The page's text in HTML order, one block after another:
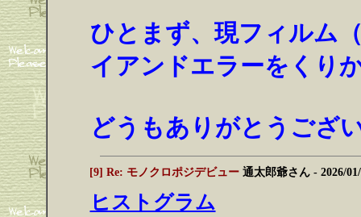
ひとまず、現フィルム
イアンドエラーをくり
どうもありがとうござ
[9] Re: モノクロポジデビュー 通太郎爺さん- 2026/
ヒストグラム